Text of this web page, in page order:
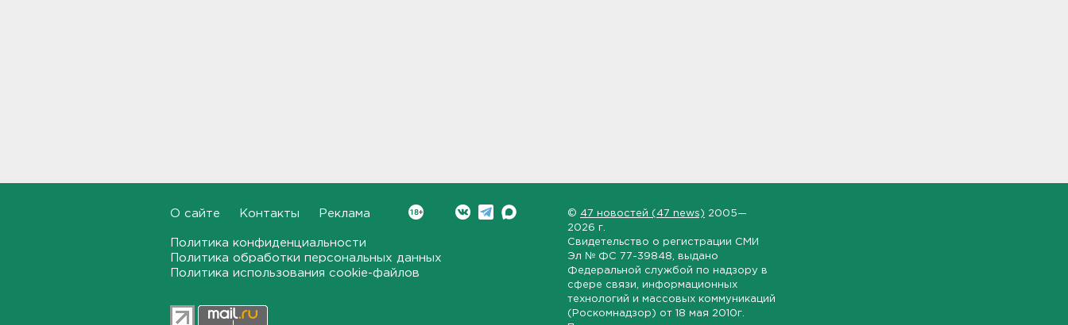
теракт на объекте
Росгвардии в Приморье
"Буханка" и "Тенет"
О сайте Контакты Реклама
Политика конфиденциальности
Политика обработки персональных данных
Политика использования cookie-файлов
© 47 новостей (47 news) 2005—
2026 г.
Свидетельство о регистрации СМИ
Эл № ФС 77-39848 , выдано
Федеральной службой по надзору в
сфере связи, информационных
технологий и массовых коммуникаций
(Роскомнадзор) от 18 мая 2010г.